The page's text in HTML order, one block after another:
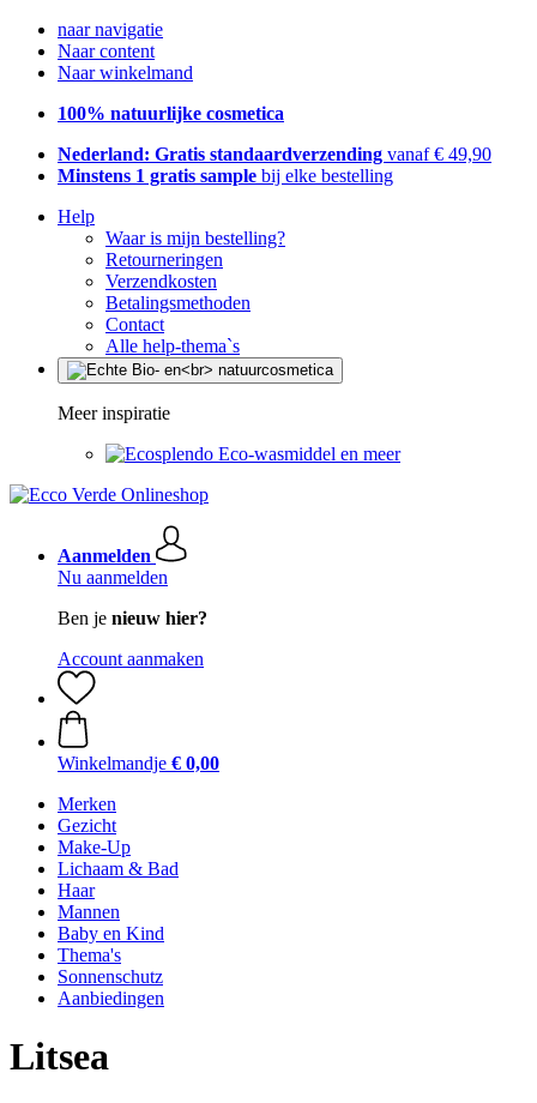
naar navigatie
Naar content
Naar winkelmand
100% natuurlijke cosmetica
Nederland: Gratis standaardverzending vanaf € 49,90
Minstens 1 gratis sample bij elke bestelling
Help
Waar is mijn bestelling?
Retourneringen
Verzendkosten
Betalingsmethoden
Contact
Alle help-thema`s
Meer inspiratie
Eco-wasmiddel en meer
Aanmelden
Nu aanmelden
Ben je nieuw hier?
Account aanmaken
Winkelmandje € 0,00
Merken
Gezicht
Make-Up
Lichaam & Bad
Haar
Mannen
Baby en Kind
Thema's
Sonnenschutz
Aanbiedingen
Litsea